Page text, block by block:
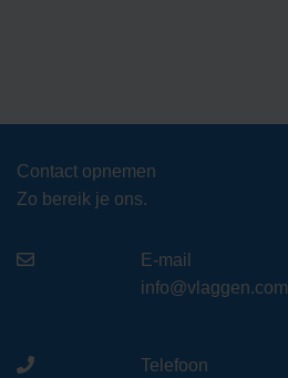
Contact opnemen
Zo bereik je ons.
E-mail
info@vlaggen.com
Telefoon